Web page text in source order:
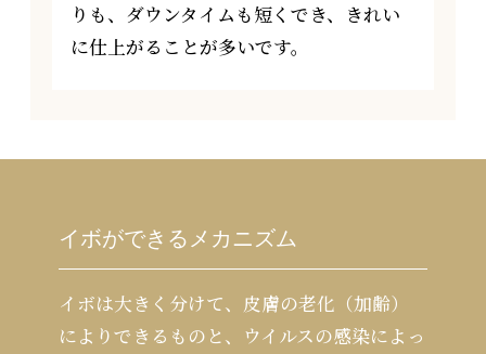
りも、ダウンタイムも短くでき、きれい
に仕上がることが多いです。
イボができるメカニズム
イボは大きく分けて、皮膚の老化（加齢）
によりできるものと、ウイルスの感染によっ